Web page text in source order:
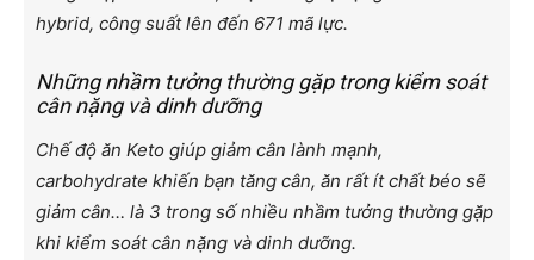
hybrid, công suất lên đến 671 mã lực.
Những nhầm tưởng thường gặp trong kiểm soát
cân nặng và dinh dưỡng
Chế độ ăn Keto giúp giảm cân lành mạnh,
carbohydrate khiến bạn tăng cân, ăn rất ít chất béo sẽ
giảm cân… là 3 trong số nhiều nhầm tưởng thường gặp
khi kiểm soát cân nặng và dinh dưỡng.